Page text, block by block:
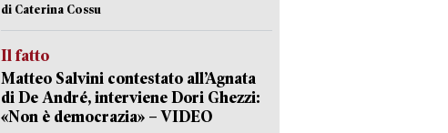
di Caterina Cossu
Il fatto
Matteo Salvini contestato all’Agnata
di De André, interviene Dori Ghezzi:
«Non è democrazia» – VIDEO